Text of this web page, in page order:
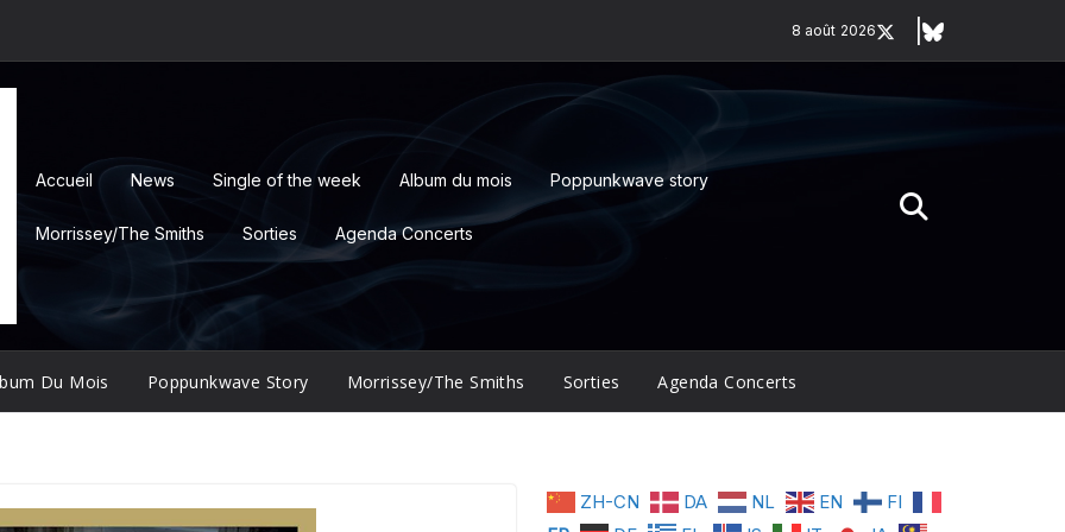
8 août 2026
Accueil News Single of the week Album du mois Poppunkwave story
Morrissey/The Smiths Sorties Agenda Concerts
Du Mois Poppunkwave Story Morrissey/The Smiths Sorties Agenda Concerts
ZH-CN DA NL EN
FI